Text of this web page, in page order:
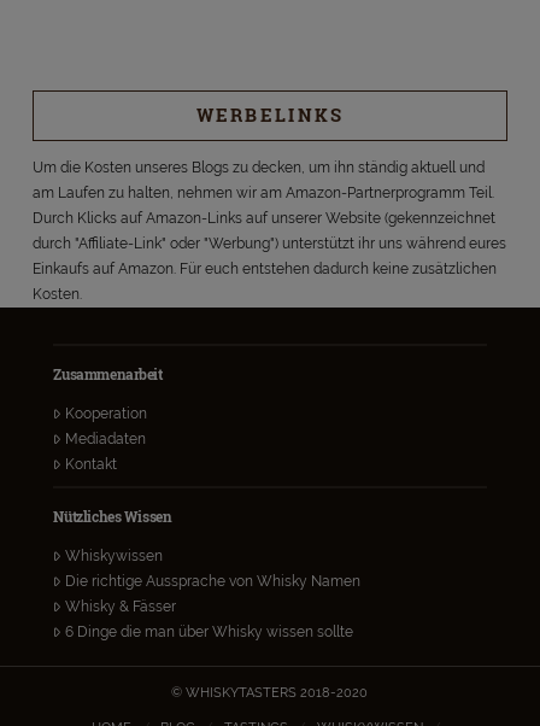
WERBELINKS
Um die Kosten unseres Blogs zu decken, um ihn ständig aktuell und
am Laufen zu halten, nehmen wir am Amazon-Partnerprogramm Teil.
Durch Klicks auf Amazon-Links auf unserer Website (gekennzeichnet
durch "Affiliate-Link" oder "Werbung") unterstützt ihr uns während eures
Einkaufs auf Amazon. Für euch entstehen dadurch keine zusätzlichen
Kosten.
Zusammenarbeit
Kooperation
Mediadaten
Kontakt
Nützliches Wissen
Whiskywissen
Die richtige Aussprache von Whisky Namen
Whisky & Fässer
6 Dinge die man über Whisky wissen sollte
© WHISKYTASTERS 2018-2020